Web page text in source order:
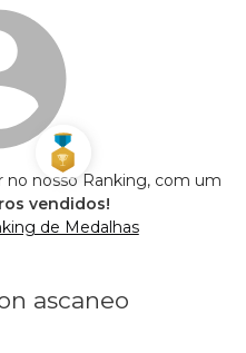
no nosso Ranking, com um
vendidos!
de Medalhas
ascaneo